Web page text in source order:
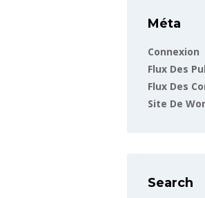
Méta
Connexion
Flux Des
Flux Des
Site De
Search